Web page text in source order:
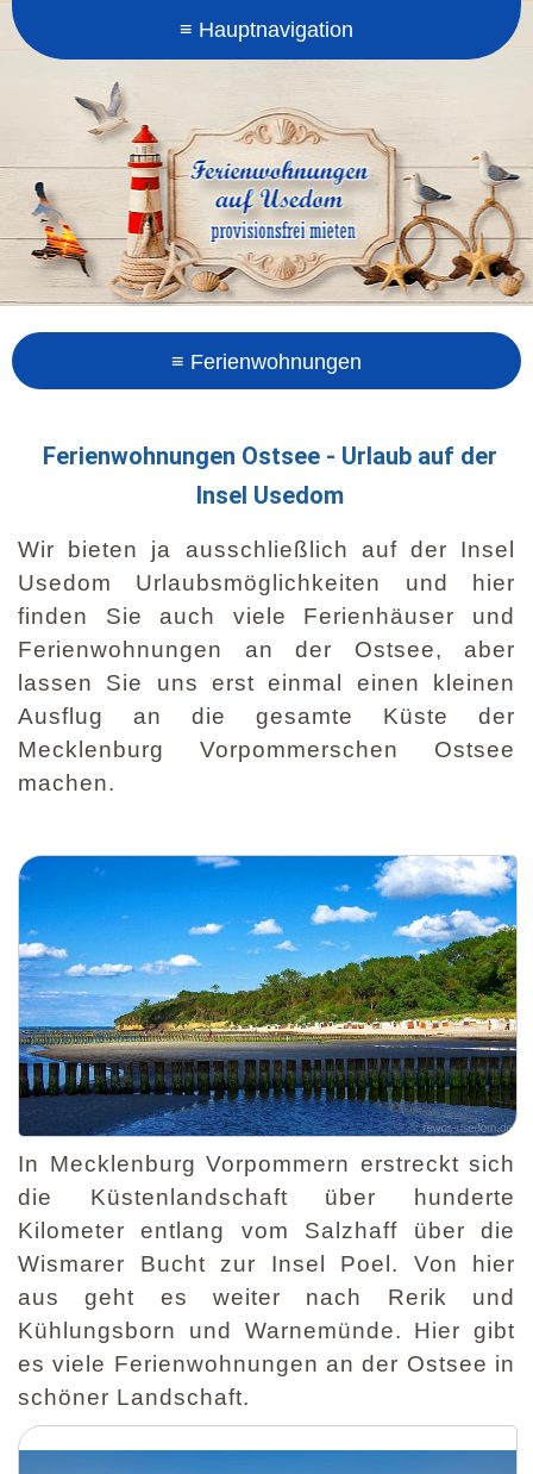
Ferienwohnungen Ostsee - Urlaub auf der
Insel Usedom
Wir bieten ja ausschließlich auf der Insel
Usedom Urlaubsmöglichkeiten und hier
finden Sie auch viele Ferienhäuser und
Ferienwohnungen an der Ostsee, aber
lassen Sie uns erst einmal einen kleinen
Ausflug an die gesamte Küste der
Mecklenburg Vorpommerschen Ostsee
machen.
In Mecklenburg Vorpommern erstreckt sich
die Küstenlandschaft über hunderte
Kilometer entlang vom Salzhaff über die
Wismarer Bucht zur Insel Poel. Von hier
aus geht es weiter nach Rerik und
Kühlungsborn und Warnemünde. Hier gibt
es viele Ferienwohnungen an der Ostsee in
schöner Landschaft.